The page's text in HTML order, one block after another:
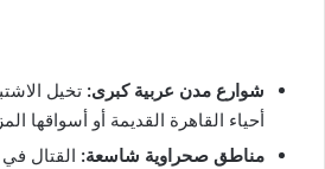
شوارع مدن عربية كبرى: تخيل
أحياء القاهرة القديمة أو أسواقها
مناطق صحراوية شاسعة: القتال